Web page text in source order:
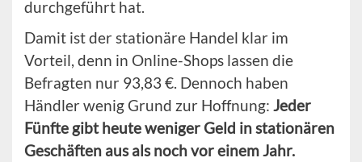
durchgeführt hat.
Damit ist der stationäre Handel klar im
Vorteil, denn in Online-Shops lassen die
Befragten nur 93,83 €. Dennoch haben
Händler wenig Grund zur Hoffnung: Jeder
Fünfte gibt heute weniger Geld in stationären
Geschäften aus als noch vor einem Jahr.